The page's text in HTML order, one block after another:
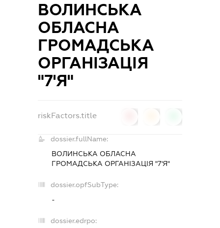
ВОЛИНСЬКА
ОБЛАСНА
ГРОМАДСЬКА
ОРГАНІЗАЦІЯ
"7'Я"
riskFactors.title
dossier.fullName:
ВОЛИНСЬКА ОБЛАСНА
ГРОМАДСЬКА ОРГАНІЗАЦІЯ "7'Я"
dossier.opfSubType:
-
dossier.edrpo: